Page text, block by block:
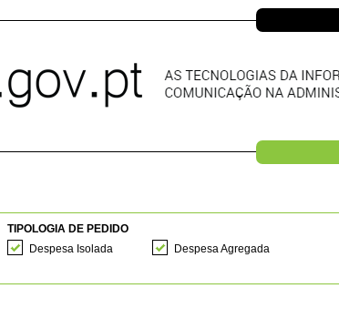
TIPOLOGIA DE PEDIDO
Despesa Isolada
Despesa Agregada